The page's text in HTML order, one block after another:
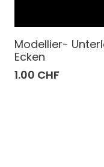
Modellier-
Ecken
1.00 CHF